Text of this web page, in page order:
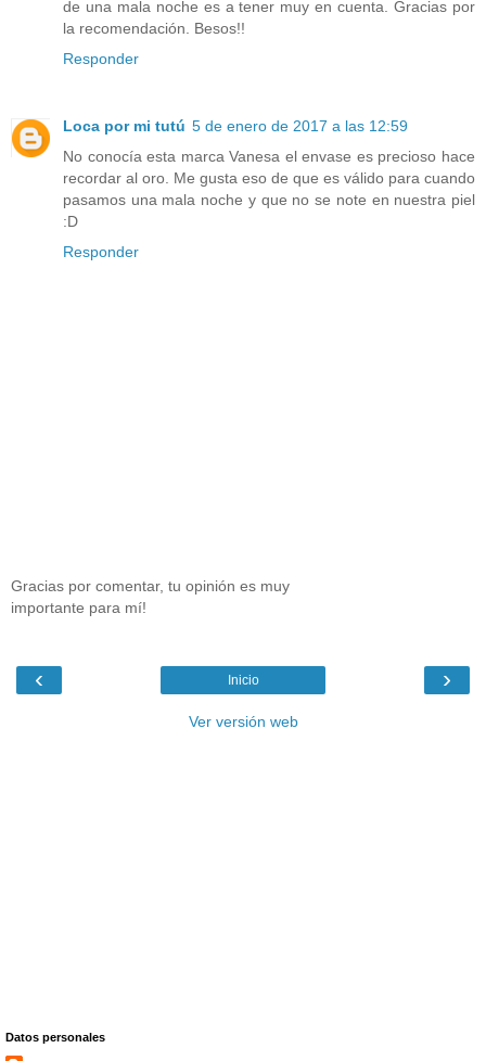
de una mala noche es a tener muy en cuenta. Gracias por
la recomendación. Besos!!
Responder
Loca por mi tutú 5 de enero de 2017 a las 12:59
No conocía esta marca Vanesa el envase es precioso hace
recordar al oro. Me gusta eso de que es válido para cuando
pasamos una mala noche y que no se note en nuestra piel
:D
Responder
Gracias por comentar, tu opinión es muy
importante para mí!
‹ ›
Inicio
Ver versión web
Datos personales